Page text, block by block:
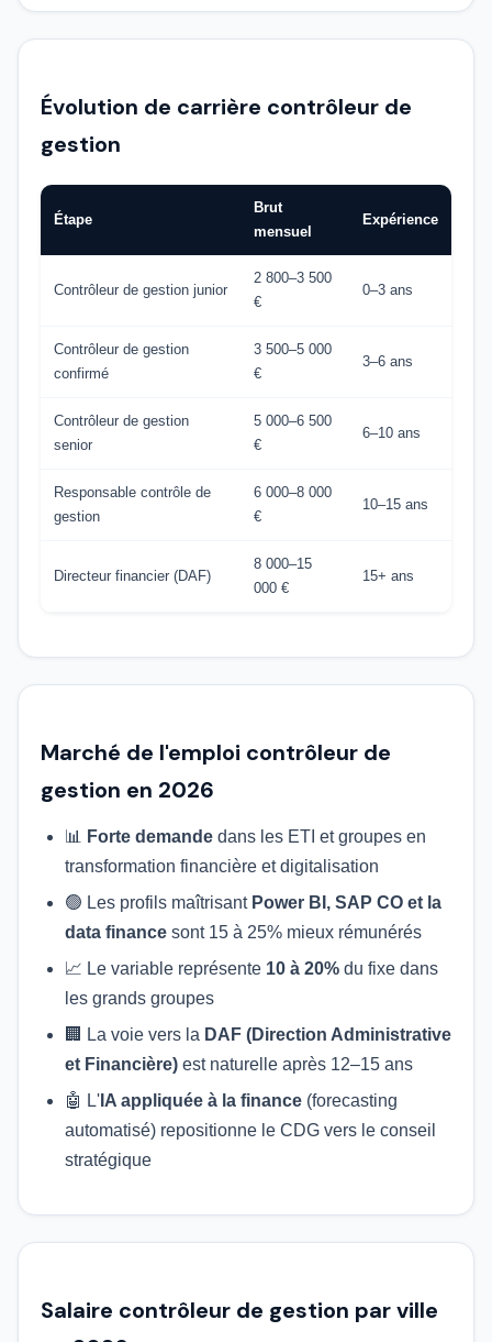
Évolution de carrière contrôleur de
gestion
Étape
Brut
mensuel
Expérience
Contrôleur de gestion junior
2 800–3 500
€
0–3 ans
Contrôleur de gestion
confirmé
3 500–5 000
€
3–6 ans
Contrôleur de gestion
senior
5 000–6 500
€
6–10 ans
Responsable contrôle de
gestion
6 000–8 000
€
10–15 ans
Directeur financier (DAF)
8 000–15
000 €
15+ ans
Marché de l'emploi contrôleur de
gestion en 2026
📊 Forte demande dans les ETI et groupes en
transformation financière et digitalisation
🟢 Les profils maîtrisant Power BI, SAP CO et la
data finance sont 15 à 25% mieux rémunérés
📈 Le variable représente 10 à 20% du fixe dans
les grands groupes
🏢 La voie vers la DAF (Direction Administrative
et Financière) est naturelle après 12–15 ans
🤖 L' IA appliquée à la finance (forecasting
automatisé) repositionne le CDG vers le conseil
stratégique
Salaire contrôleur de gestion par ville